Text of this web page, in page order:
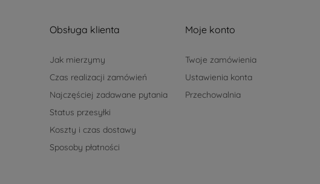
Obsługa klienta
Jak mierzymy
Czas realizacji zamówień
Najczęściej zadawane pytania
Status przesyłki
Koszty i czas dostawy
Sposoby płatności
Moje konto
Twoje zamówienia
Ustawienia konta
Przechowalnia